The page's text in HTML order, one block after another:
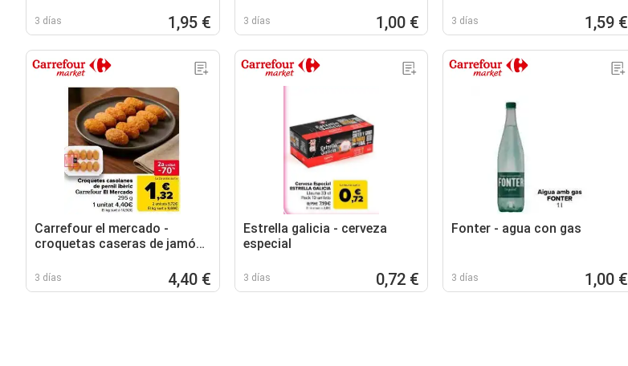
3 días 1,95 € 3 días 1,00 € 3 días 1,59 €
Carrefour el mercado -
croquetas caseras de jamón
3 días 4,40 €
Estrella galicia - cerveza
especial
3 días 0,72 €
Fonter - agua con gas
3 días 1,00 €